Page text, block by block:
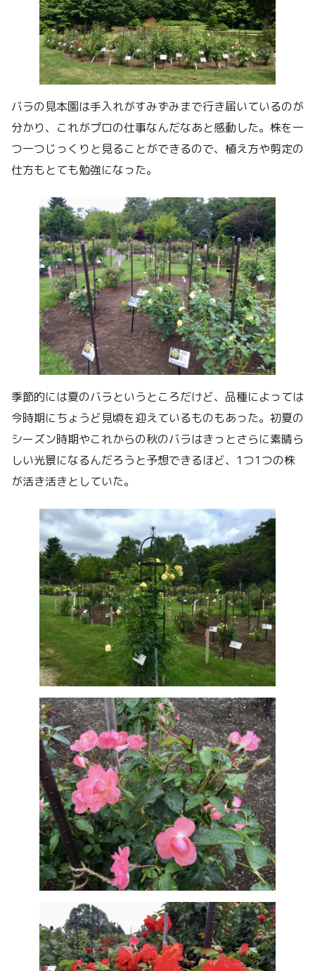
バラの見本園は手入れがすみずみまで行き届いているのが
分かり、これがプロの仕事なんだなあと感動した。株を一
つ一つじっくりと見ることができるので、植え方や剪定の
仕方もとても勉強になった。
季節的には夏のバラというところだけど、品種によっては
今時期にちょうど見頃を迎えているものもあった。初夏の
シーズン時期やこれからの秋のバラはきっとさらに素晴ら
しい光景になるんだろうと予想できるほど、1つ1つの株
が活き活きとしていた。